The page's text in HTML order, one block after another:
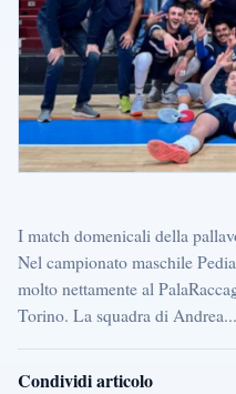
I match domenicali della
Nel campionato maschile
molto nettamente al
Torino. La squadra di Andrea...
Condividi articolo